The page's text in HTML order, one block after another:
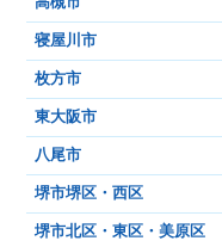
寝屋川市
枚方市
東大阪市
八尾市
堺市堺区・西区
堺市北区・東区・美原区